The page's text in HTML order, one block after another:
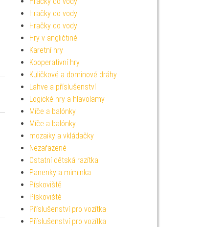
Hračky do vody
Hračky do vody
Hry v angličtině
Karetní hry
Kooperativní hry
Kuličkové a dominové dráhy
Lahve a příslušenství
Logické hry a hlavolamy
Míče a balónky
Míče a balónky
mozaiky a vkládačky
Nezařazené
Ostatní dětská razítka
Panenky a miminka
Pískoviště
Pískoviště
Příslušenství pro vozítka
Příslušenství pro vozítka